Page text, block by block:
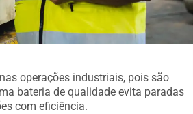
nas operações industriais, pois são
bateria de qualidade evita paradas
com eficiência.